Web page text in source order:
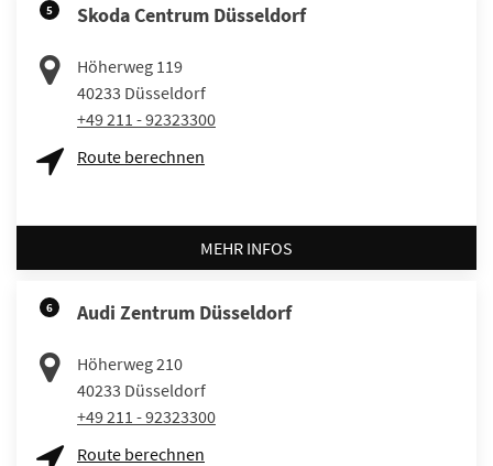
5 Skoda Centrum Düsseldorf
Höherweg 119
40233 Düsseldorf
+49 211 - 92323300
Route berechnen
MEHR INFOS
6 Audi Zentrum Düsseldorf
Höherweg 210
40233 Düsseldorf
+49 211 - 92323300
Route berechnen